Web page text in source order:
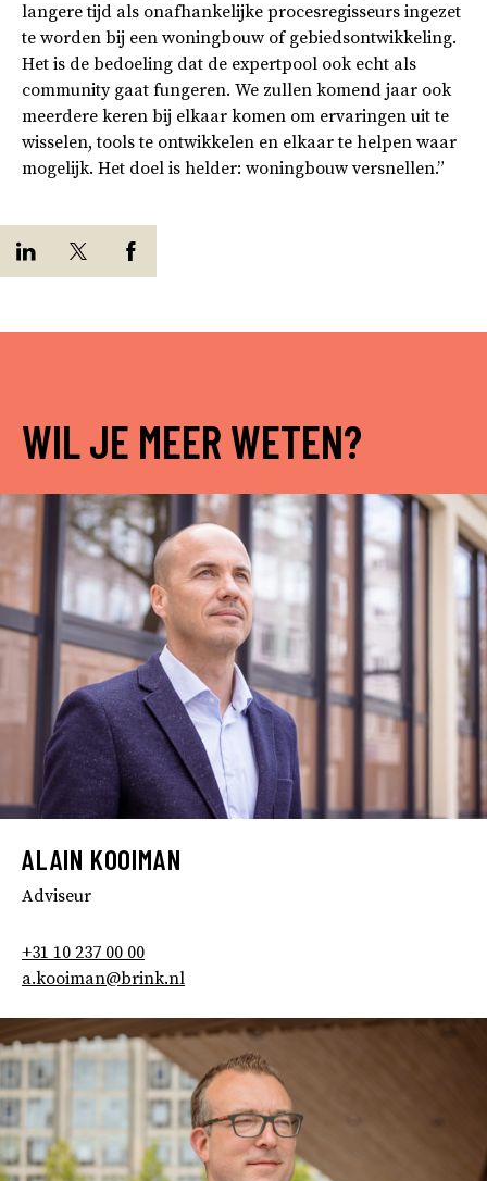
langere tijd als onafhankelijke procesregisseurs ingezet
te worden bij een woningbouw of gebiedsontwikkeling.
Het is de bedoeling dat de expertpool ook echt als
community gaat fungeren. We zullen komend jaar ook
meerdere keren bij elkaar komen om ervaringen uit te
wisselen, tools te ontwikkelen en elkaar te helpen waar
mogelijk. Het doel is helder: woningbouw versnellen.”
WIL JE MEER WETEN?
ALAIN KOOIMAN
Adviseur
+31 10 237 00 00
a.kooiman@brink.nl